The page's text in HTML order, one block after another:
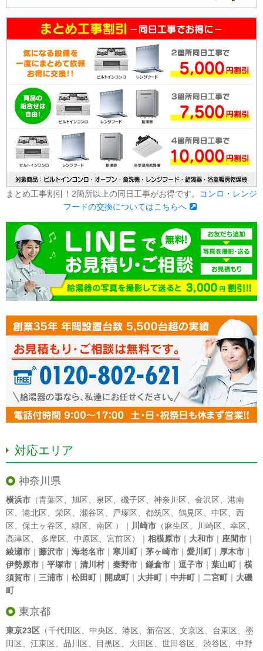
まとめ工事割引！2箇所以上の同日工事がお得です。
コンロ・レンジ
フードの交換についてはこちらへ
対応エリア
神奈川県
横浜市 （青葉区 旭区 泉区 磯子区 神奈川区 金沢区
港南
区
港北区 栄区 瀬谷区 戸塚区 都筑区 鶴見区 中区
西
区
保土ヶ谷区 緑区 南区 ）｜ 川崎市 （麻生区 川崎区 幸区
高津区
多摩区 中原区 宮前区）｜ 相模原市 ｜ 大和市 ｜ 座間市 ｜
綾瀬市 ｜ 藤沢市 ｜ 海老名市 ｜ 寒川町｜ 茅ヶ崎市 ｜ 愛川町｜ 厚木市 ｜
伊勢原市 ｜ 平塚市 ｜ 清川村｜ 秦野市 ｜ 鎌倉市 ｜ 逗子市 ｜ 葉山町｜ 横
須賀市 ｜ 三浦市 ｜ 松田町｜ 開成町｜ 大井町｜ 中井町｜ 二宮町｜ 大磯
町
東京都
東京23区 （千代田区 中央区 港区 新宿区 文京区 台東区
墨
田区
江東区 品川区 目黒区 大田区 世田谷区 渋谷区
中野